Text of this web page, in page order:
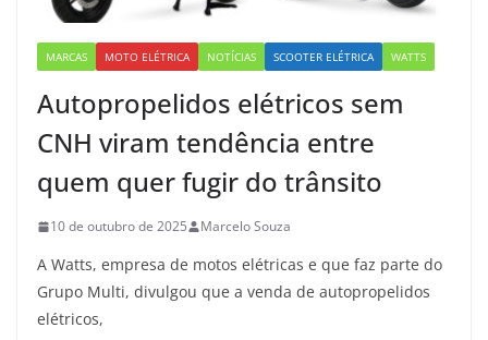
MARCAS MOTO ELÉTRICA NOTÍCIAS SCOOTER ELÉTRICA WATTS
Autopropelidos elétricos sem
CNH viram tendência entre
quem quer fugir do trânsito
10 de outubro de 2025 Marcelo Souza
A Watts, empresa de motos elétricas e que faz parte do
Grupo Multi, divulgou que a venda de autopropelidos
elétricos,